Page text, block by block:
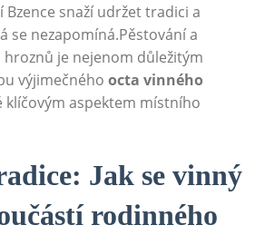
snaží udržet ‌tradici a
​se nezapomíná.Pěstování⁢ a‌
hroznů je ⁣nejenom důležitým
výjimečného⁢ octa vinného⁢
​klíčovým aspektem místního
‌Jak‌ se vinný
rodinného